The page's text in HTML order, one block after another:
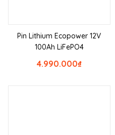
Pin Lithium Ecopower 12V
100Ah LiFePO4
₫
4.990.000